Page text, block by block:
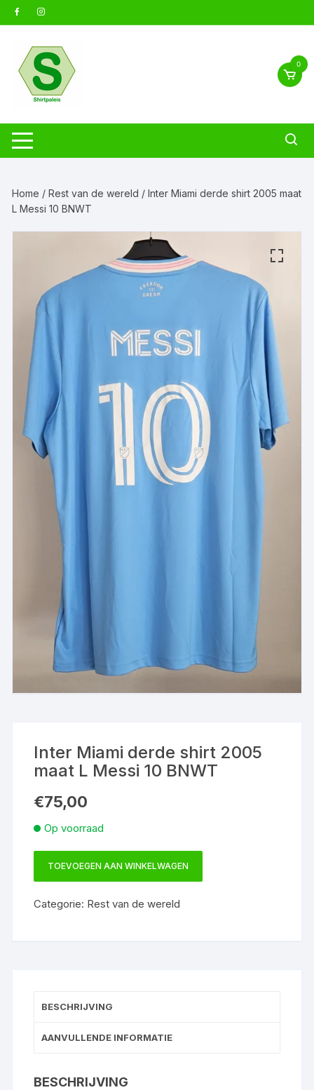
naar
0
Home /Rest van de wereld / Inter Miami derde shirt 2005 maat
L Messi 10 BNWT
Inter Miami derde shirt 2005
maat L Messi 10 BNWT
€75,00
Op voorraad
Inter
derde
10
aantal
TOEVOEGEN AAN WINKELWAGEN
Categorie: Rest van de wereld
BESCHRIJVING
AANVULLENDE INFORMATIE
BESCHRIJVING